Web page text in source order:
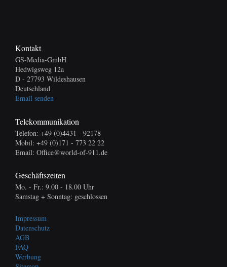
Kontakt
GS-Media-GmbH
Hedwigsweg 12a
D - 27793 Wildeshausen
Deutschland
Email senden
Telekommunikation
Telefon: +49 (0)4431 - 92178
Mobil: +49 (0)171 - 773 22 22
Email: Office@world-of-911.de
Geschäftszeiten
Mo. - Fr.: 9.00 - 18.00 Uhr
Samstag + Sonntag: geschlossen
Impressum
Datenschutz
AGB
FAQ
Werbung